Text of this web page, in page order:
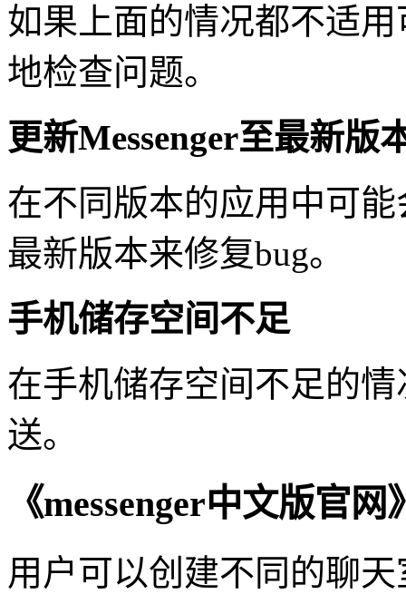
如果上面的情况都不适
地检查问题。
更新Messenger至最新版
在不同版本的应用中可
最新版本来修复bug。
手机储存空间不足
在手机储存空间不足的
送。
《messenger中文版官
用户可以创建不同的聊